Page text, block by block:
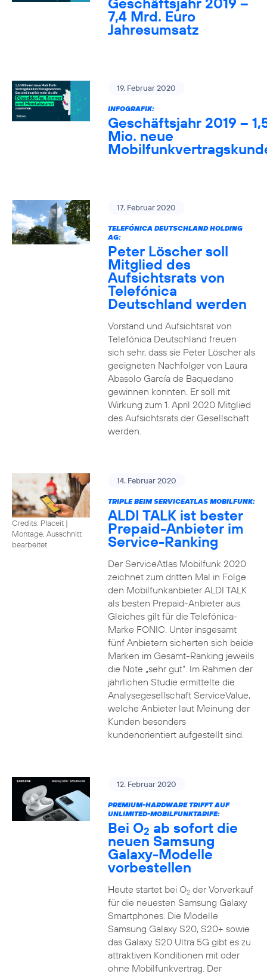
7,4 Mrd. Euro
Jahresumsatz
19. Februar 2020
INFOGRAFIK:
Geschäftsjahr 2019 –
Mio. neue
17. Februar 2020
TELEFÓNICA DEUTSCHLAND HOLDING
AG:
Peter Löscher soll
Mitglied des
Aufsichtsrats von
Telefónica
Deutschland werden
Vorstand und Aufsichtsrat von
Telefónica Deutschland freuen
sich sehr, dass sie Peter Löscher als
geeigneten Nachfolger von Laura
Abasolo García de Baquedano
gewinnen konnten. Er soll mit
Wirkung zum 1. April 2020 Mitglied
des Aufsichtsrats der Gesellschaft
werden.
Credits: Placeit |
Montage, Ausschnitt
bearbeitet
14. Februar 2020
TRIPLE BEIM SERVICEATLAS MOBILFUNK:
ALDI TALK ist bester
Prepaid-Anbieter im
Service-Ranking
Der ServiceAtlas Mobilfunk 2020
zeichnet zum dritten Mal in Folge
den Mobilfunkanbieter ALDI TALK
als besten Prepaid-Anbieter aus.
Gleiches gilt für die Telefónica-
Marke FONIC. Unter insgesamt
fünf Anbietern sicherten sich beide
Marken im Gesamt-Ranking jeweils
die Note „sehr gut“. Im Rahmen der
jährlichen Studie ermittelte die
Analysegesellschaft ServiceValue,
welche Anbieter laut Meinung der
Kunden besonders
kundenorientiert aufgestellt sind.
12. Februar 2020
PREMIUM-HARDWARE TRIFFT AUF
UNLIMITED-MOBILFUNKTARIFE:
Bei O2 ab sofort die
neuen Samsung
Galaxy-Modelle
vorbestellen
Heute startet bei O2der Vorverkauf
für die neuesten Samsung Galaxy
Smartphones. Die Modelle
Samsung Galaxy S20, S20+ sowie
das Galaxy S20 Ultra 5G gibt es zu
attraktiven Konditionen mit oder
ohne Mobilfunkvertrag. Der